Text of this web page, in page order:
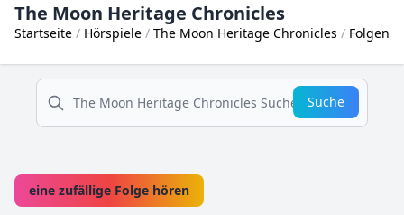
The Moon Heritage Chronicles
Startseite Hörspiele The Moon Heritage Chronicles Folgen
suche
Suche
eine zufällige Folge hören